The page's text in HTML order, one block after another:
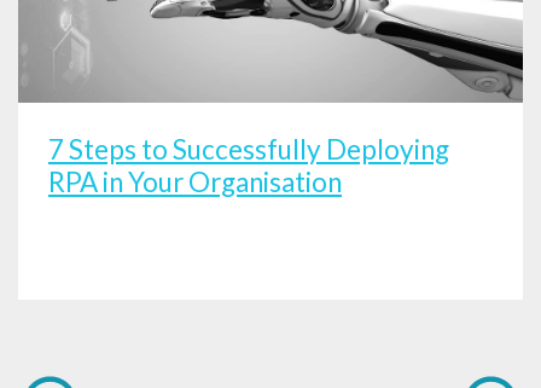
7 Steps to Successfully Deploying
RPA in Your Organisation